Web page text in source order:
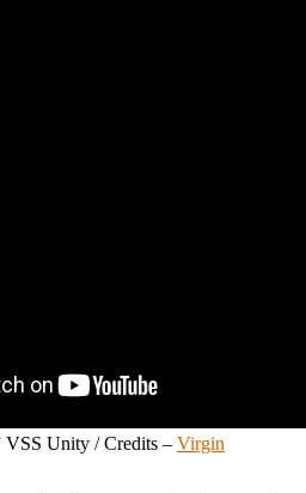
VSS Unity / Credits – Virgin